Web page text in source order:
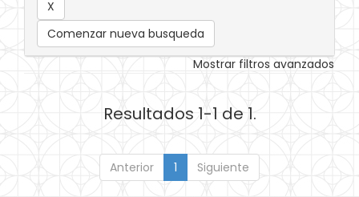
Comenzar nueva busqueda
Mostrar filtros avanzados
Resultados 1-1 de 1.
Anterior 1 Siguiente